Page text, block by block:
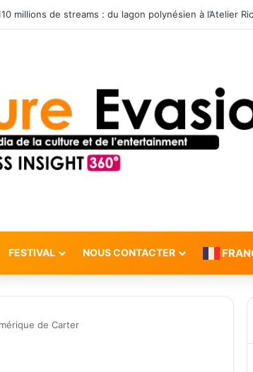
FESTIVAL NOUS CONTACTER
de Carter